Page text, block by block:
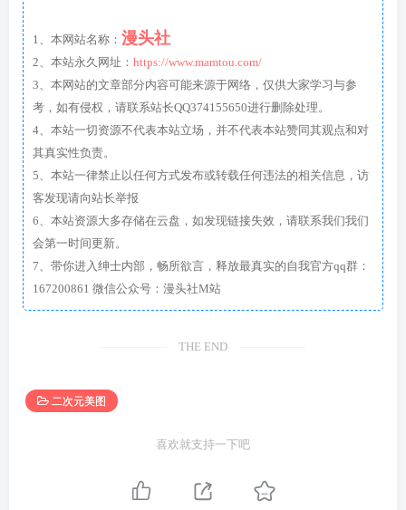
1、本网站名称： 漫头社
2、本站永久网址： https://www.mamtou.com/
3、本网站的文章部分内容可能来源于网络，仅供大家学习与参
考，如有侵权，请联系站长QQ374155650进行删除处理。
4、本站一切资源不代表本站立场，并不代表本站赞同其观点和对
其真实性负责。
5、本站一律禁止以任何方式发布或转载任何违法的相关信息，访
客发现请向站长举报
6、本站资源大多存储在云盘，如发现链接失效，请联系我们我们
会第一时间更新。
7、带你进入绅士内部，畅所欲言，释放最真实的自我官方qq群：
167200861 微信公众号：漫头社M站
THE END
二次元美图
喜欢就支持一下吧